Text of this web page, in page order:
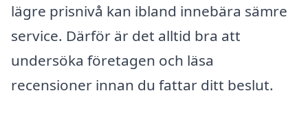
lägre prisnivå kan ibland innebära sämre
service. Därför är det alltid bra att
undersöka företagen och läsa
recensioner innan du fattar ditt beslut.